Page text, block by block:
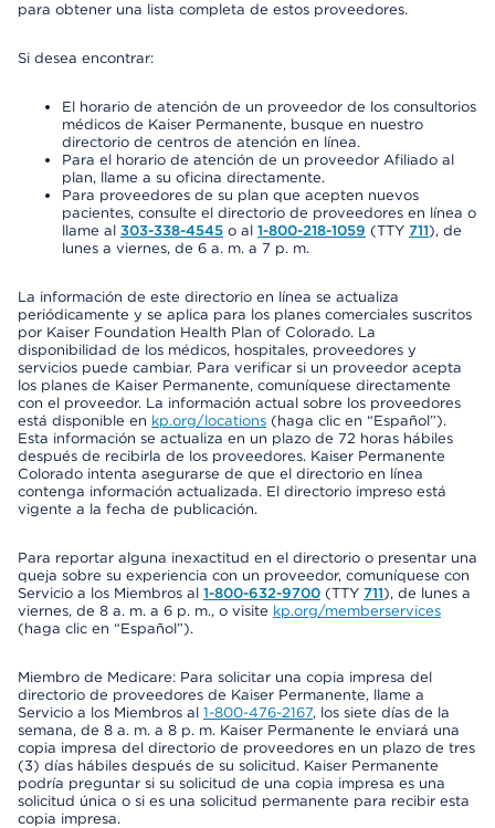
para obtener una lista completa de estos proveedores.
Si desea encontrar:
El horario de atención de un proveedor de los consultorios
médicos de Kaiser Permanente, busque en nuestro
directorio de centros de atención en línea.
Para el horario de atención de un proveedor Afiliado al
plan, llame a su oficina directamente.
Para proveedores de su plan que acepten nuevos
pacientes, consulte el directorio de proveedores en línea o
llame al 303-338-4545 o al 1-800-218-1059 (TTY 711), de
lunes a viernes, de 6 a. m. a 7 p. m.
La información de este directorio en línea se actualiza
periódicamente y se aplica para los planes comerciales suscritos
por Kaiser Foundation Health Plan of Colorado. La
disponibilidad de los médicos, hospitales, proveedores y
servicios puede cambiar. Para verificar si un proveedor acepta
los planes de Kaiser Permanente, comuníquese directamente
con el proveedor. La información actual sobre los proveedores
está disponible en kp.org/locations (haga clic en “Español”).
Esta información se actualiza en un plazo de 72 horas hábiles
después de recibirla de los proveedores. Kaiser Permanente
Colorado intenta asegurarse de que el directorio en línea
contenga información actualizada. El directorio impreso está
vigente a la fecha de publicación.
Para reportar alguna inexactitud en el directorio o presentar una
queja sobre su experiencia con un proveedor, comuníquese con
Servicio a los Miembros al 1-800-632-9700 (TTY 711), de lunes a
viernes, de 8 a. m. a 6 p. m., o visite kp.org/memberservices
(haga clic en “Español”).
Miembro de Medicare: Para solicitar una copia impresa del
directorio de proveedores de Kaiser Permanente, llame a
Servicio a los Miembros al 1-800-476-2167, los siete días de la
semana, de 8 a. m. a 8 p. m. Kaiser Permanente le enviará una
copia impresa del directorio de proveedores en un plazo de tres
(3) días hábiles después de su solicitud. Kaiser Permanente
podría preguntar si su solicitud de una copia impresa es una
solicitud única o si es una solicitud permanente para recibir esta
copia impresa.